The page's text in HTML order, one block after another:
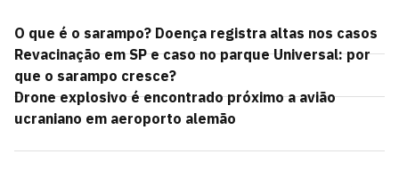
O que é o sarampo? Doença registra altas nos casos
Revacinação em SP e caso no parque Universal: por
que o sarampo cresce?
Drone explosivo é encontrado próximo a avião
ucraniano em aeroporto alemão